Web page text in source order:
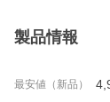
製品情報
最安値（新品）